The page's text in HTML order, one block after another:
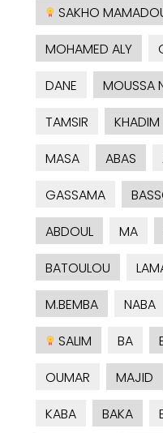
SAKHO
MOHAMED ALY
DANE
MOUSSA
TAMSIR
KHADIM
MASA
ABAS
GASSAMA
ABDOUL
MA
BATOULOU
M.BEMBA
NABA
SALIM
BA
OUMAR
MAJID
KABA
BAKA